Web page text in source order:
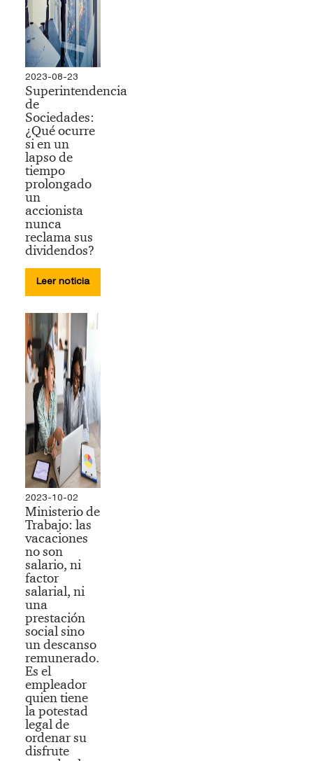
2023-08-23
Superintendencia
de
Sociedades:
¿Qué ocurre
si en un
lapso de
tiempo
prolongado
un
accionista
nunca
reclama sus
dividendos?
Leer noticia
2023-10-02
Ministerio de
Trabajo: las
vacaciones
no son
salario, ni
factor
salarial, ni
una
prestación
social sino
un descanso
remunerado.
Es el
empleador
quien tiene
la potestad
legal de
ordenar su
disfrute